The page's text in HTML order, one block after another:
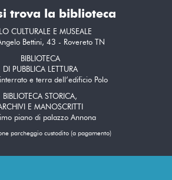
trova la biblioteca
CULTURALE E MUSEALE
Bettini, 43 - Rovereto TN
BIBLIOTECA
DI PUBBLICA LETTURA
e terra dell’edificio Polo
BIBLIOTECA STORICA,
E MANOSCRITTI
piano di palazzo Annona
parcheggio custodito (a pagamento)